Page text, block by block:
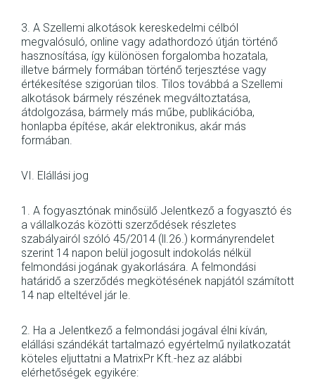
3. A Szellemi alkotások kereskedelmi célból
megvalósuló, online vagy adathordozó útján történő
hasznosítása, így különösen forgalomba hozatala,
illetve bármely formában történő terjesztése vagy
értékesítése szigorúan tilos. Tilos továbbá a Szellemi
alkotások bármely részének megváltoztatása,
átdolgozása, bármely más műbe, publikációba,
honlapba építése, akár elektronikus, akár más
formában.
VI. Elállási jog
1. A fogyasztónak minősülő Jelentkező a fogyasztó és
a vállalkozás közötti szerződések részletes
szabályairól szóló 45/2014 (ll.26.) kormányrendelet
szerint 14 napon belül jogosult indokolás nélkül
felmondási jogának gyakorlására. A felmondási
határidő a szerződés megkötésének napjától számított
14 nap elteltével jár le.
2. Ha a Jelentkező a felmondási jogával élni kíván,
elállási szándékát tartalmazó egyértelmű nyilatkozatát
köteles eljuttatni a MatrixPr Kft.-hez az alábbi
elérhetőségek egyikére: